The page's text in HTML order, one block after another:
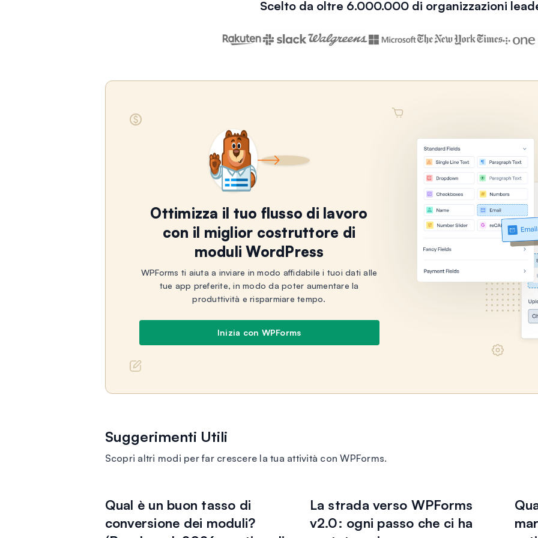
Scelto da oltre 6.000.000 di organizzazioni
Ottimizza il tuo flusso di lavoro
con il miglior costruttore di
moduli WordPress
WPForms ti aiuta a inviare in modo affidabile i tuoi dati alle
tue app preferite, in modo da poter aumentare la
produttività e risparmiare tempo.
Inizia con WPForms
Suggerimenti Utili
Scopri altri modi per far crescere la tua attività con WPForms.
Qual è un buon tasso di
conversione dei moduli?
La strada verso WPForms
v2.0: ogni passo che ci ha